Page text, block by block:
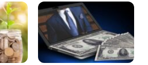
tvister...